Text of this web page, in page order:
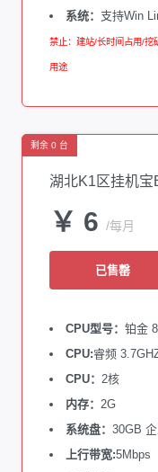
系统： 支持Win
禁止：建站/长时间占用/挖
用途
剩余 0 台
湖北K1区挂机宝
￥ 6 /每月
已售罄
CPU型号： 铂金
CPU:睿频
CPU： 2核
内存： 2G
系统盘： 30GB
上行带宽:5Mbps